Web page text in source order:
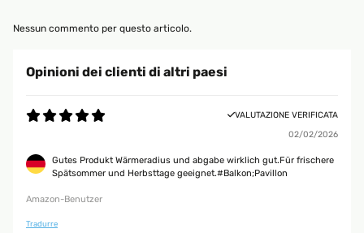
Nessun commento per questo articolo.
Opinioni dei clienti di altri paesi
VALUTAZIONE VERIFICATA
02/02/2026
Gutes Produkt Wärmeradius und abgabe wirklich gut.Für frischere
Spätsommer und Herbsttage geeignet.#Balkon;Pavillon
Amazon-Benutzer
Tradurre